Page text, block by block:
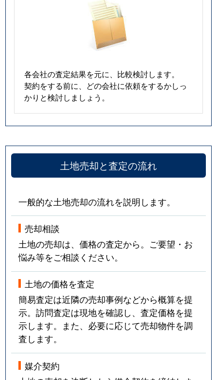
各会社の査定結果を元に、比較検討します。
契約をする前に、どの会社に依頼をするかしっ
かりと検討しましょう。
土地売却と査定の流れ
一般的な土地売却の流れを説明します。
売却相談
土地の売却は、価格の査定から。ご要望・お
悩み等をご相談ください。
土地の価格を査定
簡易査定は近隣の売却事例などから概算を提
示。訪問査定は現地を確認し、査定価格を提
示します。また、必要に応じて売却物件を調
査します。
媒介契約